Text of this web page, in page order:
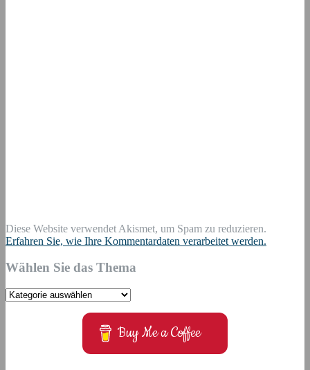
Diese Website verwendet Akismet, um Spam zu reduzieren.
Erfahren Sie, wie Ihre Kommentardaten verarbeitet werden.
Wählen Sie das Thema
Wählen
Buy Me a Coffee